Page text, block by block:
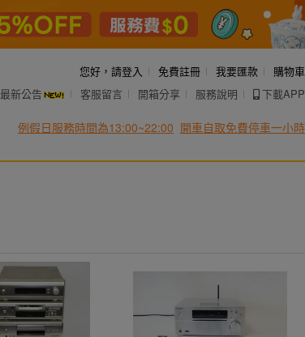
您好， 請登入 免費註冊 我要匯款
購物車
最新公告 客服留言 開箱分享 服務說明 下載APP
例假日服務時間為13:00~22:00 開車自取免費停車一小時